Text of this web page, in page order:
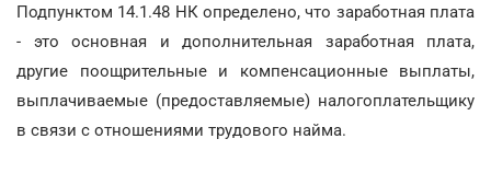
Подпунктом 14.1.48 НК определено, что заработная плата
- это основная и дополнительная заработная плата,
другие поощрительные и компенсационные выплаты,
выплачиваемые (предоставляемые) налогоплательщику
в связи с отношениями трудового найма.